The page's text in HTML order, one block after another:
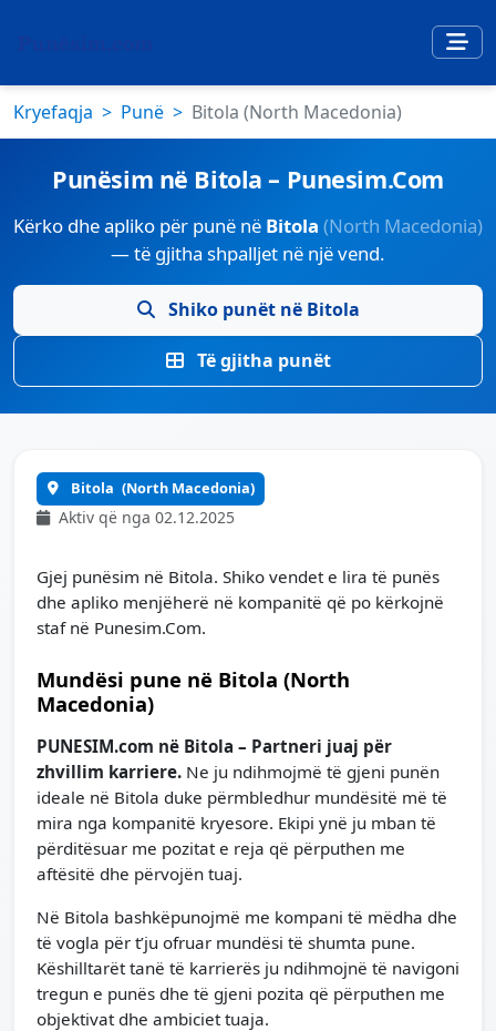
Kryefaqja Punë Bitola (North Macedonia)
Punësim në Bitola – Punesim.Com
Kërko dhe apliko për punë në Bitola (North Macedonia)
— të gjitha shpalljet në një vend.
Shiko punët në Bitola
Të gjitha punët
Bitola (North Macedonia)
Aktiv që nga 02.12.2025
Gjej punësim në Bitola. Shiko vendet e lira të punës
dhe apliko menjëherë në kompanitë që po kërkojnë
staf në Punesim.Com.
Mundësi pune në Bitola (North
Macedonia)
PUNESIM.com në Bitola – Partneri juaj për
zhvillim karriere. Ne ju ndihmojmë të gjeni punën
ideale në Bitola duke përmbledhur mundësitë më të
mira nga kompanitë kryesore. Ekipi ynë ju mban të
përditësuar me pozitat e reja që përputhen me
aftësitë dhe përvojën tuaj.
Në Bitola bashkëpunojmë me kompani të mëdha dhe
të vogla për t’ju ofruar mundësi të shumta pune.
Këshilltarët tanë të karrierës ju ndihmojnë të navigoni
tregun e punës dhe të gjeni pozita që përputhen me
objektivat dhe ambiciet tuaja.